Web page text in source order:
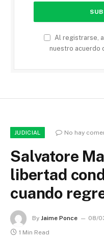
Al registrarse,
nuestro acuerdo
JUDICIAL No hay
Salvatore
libertad
cuando
By Jaime Ponce 08/
1 Min Read